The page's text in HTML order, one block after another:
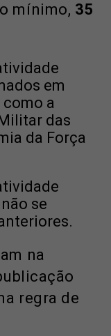
mínimo, 35
em
a
das
da Força
se
na
regra de